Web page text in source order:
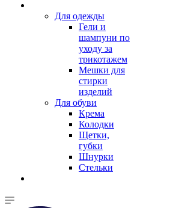
Для одежды
Гели и
шампуни по
уходу за
трикотажем
Мешки для
стирки
изделий
Для обуви
Крема
Колодки
Щетки,
губки
Шнурки
Стельки